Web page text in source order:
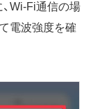
Wi-Fi通信の場
電波強度を確